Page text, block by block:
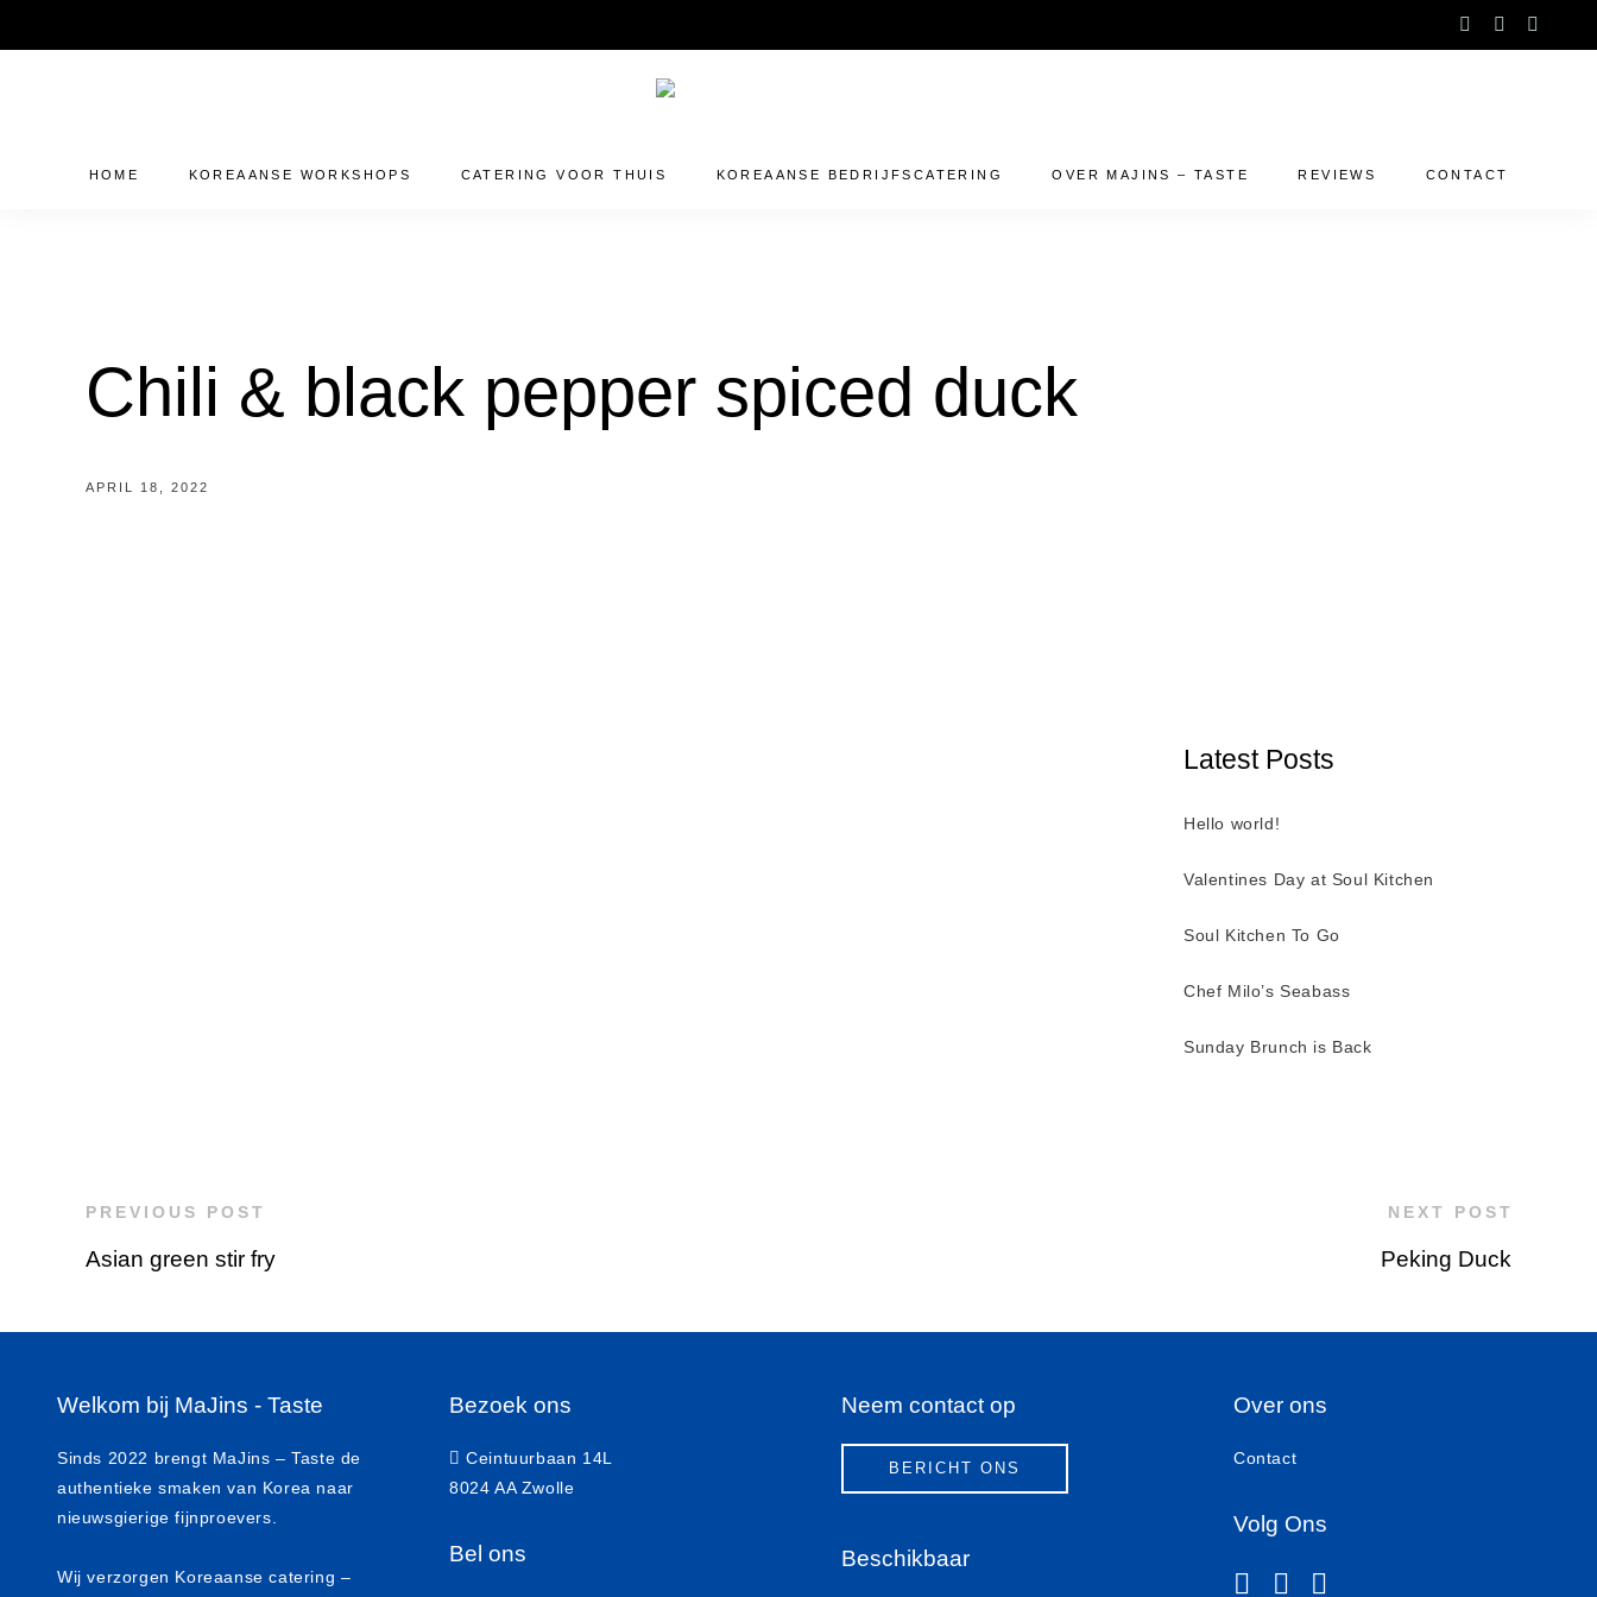
to
instagramfacebook-
HOME KOREAANSE WORKSHOPS CATERING VOOR THUIS KOREAANSE BEDRIJFSCATERING OVER MAJINS – TASTE REVIEWS CONTACT
Chili & black pepper spiced duck
APRIL 18, 2022
Latest Posts
Hello world!
Valentines Day at Soul Kitchen
Soul Kitchen To Go
Chef Milo’s Seabass
Sunday Brunch is Back
PREVIOUS POST
Asian green stir fry
NEXT POST
Peking Duck
Welkom bij MaJins - Taste
Sinds 2022 brengt MaJins – Taste de
authentieke smaken van Korea naar
nieuwsgierige fijnproevers.
Wij verzorgen Koreaanse catering –
Bezoek ons
Ceintuurbaan 14L
8024 AA Zwolle
Bel ons
Neem contact op
BERICHT ONS
Beschikbaar
Over ons
Contact
Volg Ons
instagram
facebook-f